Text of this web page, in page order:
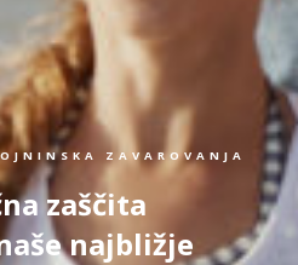
ZAVAROVANJA
zaščita
najbližje